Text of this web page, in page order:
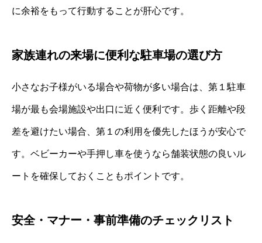
に余裕をもって行動することが肝心です。
家族連れの来場に便利な駐車場の選び方
小さなお子様がいる場合や荷物が多い場合は、第１駐車
場が最も会場施設や出口に近く便利です。歩く距離や段
差を避けたい場合、第１の利用を優先したほうが安心で
す。ベビーカーや手押し車を使うなら舗装状態の良いル
ートを確保しておくこともポイントです。
安全・マナー・事前準備のチェックリスト